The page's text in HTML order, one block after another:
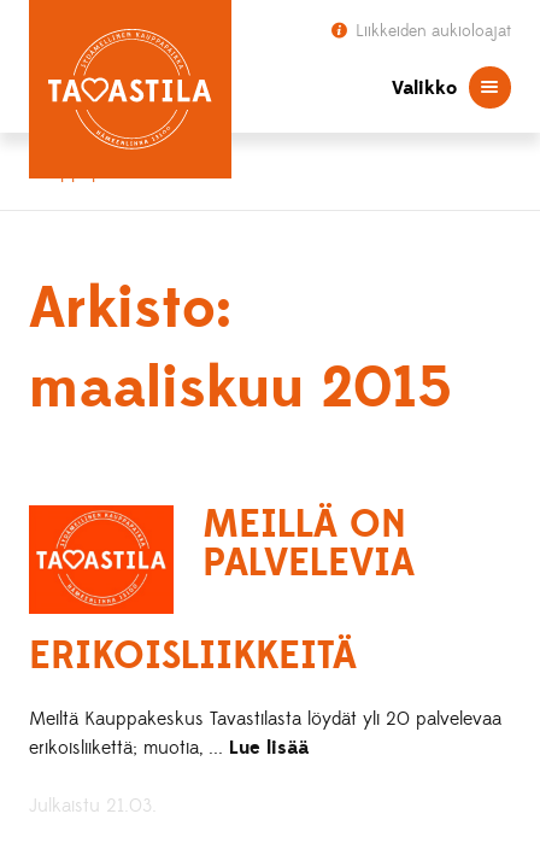
Liikkeiden aukioloajat
Valikko
Arkisto:
maaliskuu 2015
MEILLÄ ON
PALVELEVIA
ERIKOISLIIKKEITÄ
Meiltä Kauppakeskus Tavastilasta löydät yli 20 palvelevaa
erikoisliikettä; muotia, ... Lue lisää
Julkaistu 21.03.